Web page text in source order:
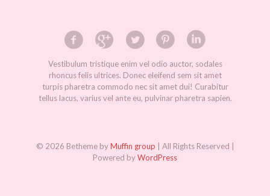
Vestibulum tristique enim vel odio auctor, sodales
rhoncus felis ultrices. Donec eleifend sem sit amet
turpis pharetra commodo nec sit amet dui! Curabitur
tellus lacus, varius vel ante eu, pulvinar pharetra sapien.
© 2026 Betheme byMuffin group | All Rights Reserved |
Powered byWordPress